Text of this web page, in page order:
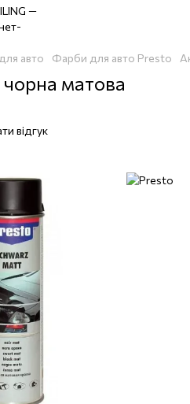
авто Фарби для авто Presto
матова
відгук